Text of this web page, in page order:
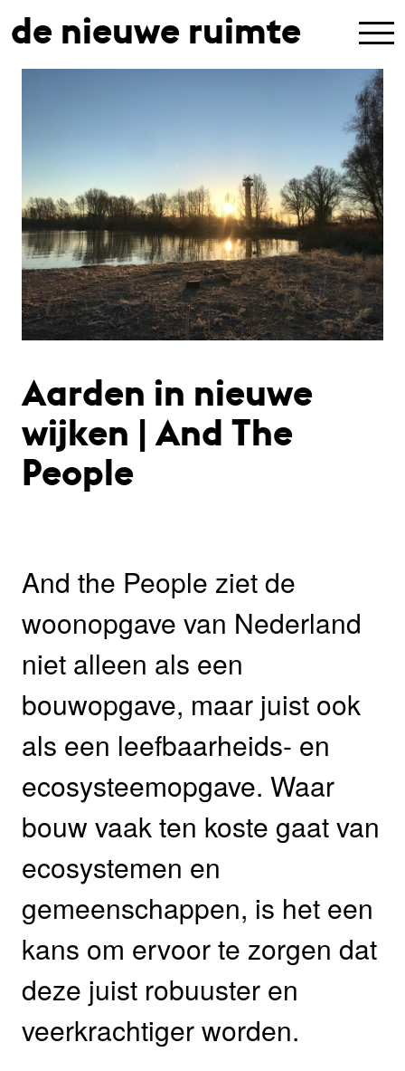
de nieuwe ruimte
Aarden in nieuwe
wijken | And The
People
And the People ziet de
woonopgave van Nederland
niet alleen als een
bouwopgave, maar juist ook
als een leefbaarheids- en
ecosysteemopgave. Waar
bouw vaak ten koste gaat van
ecosystemen en
gemeenschappen, is het een
kans om ervoor te zorgen dat
deze juist robuuster en
veerkrachtiger worden.